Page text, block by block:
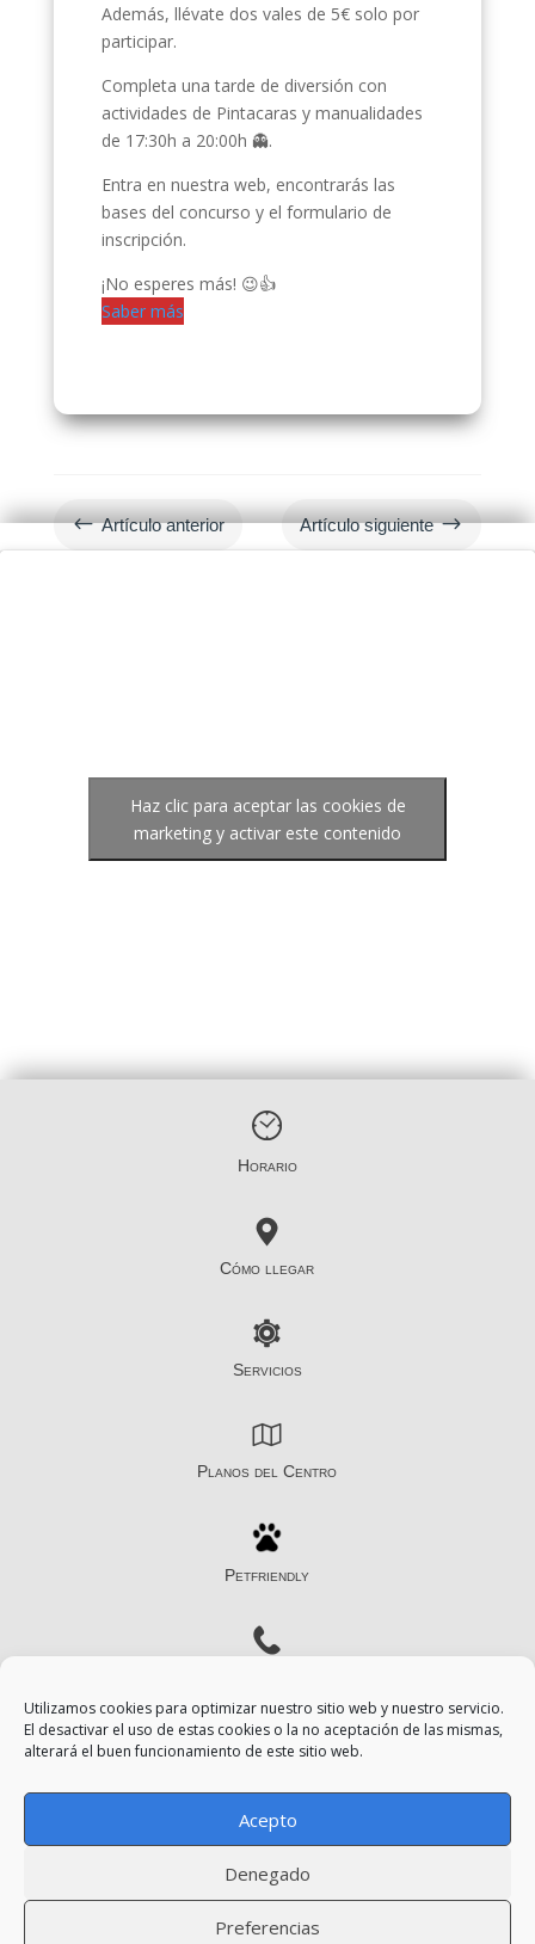
Utilizamos cookies para optimizar nuestro sitio web y nuestro servicio.
El desactivar el uso de estas cookies o la no aceptación de las mismas,
alterará el buen funcionamiento de este sitio web.
Acepto
Denegado
Preferencias
Además, llévate dos vales de 5€ solo por
participar.
Completa una tarde de diversión con
actividades de Pintacaras y manualidades
de 17:30h a 20:00h 👻.
Entra en nuestra web, encontrarás las
bases del concurso y el formulario de
inscripción.
¡No esperes más! 😉👍
Saber más
# Artículo anterior Artículo siguiente $
Haz clic para aceptar las cookies de
marketing y activar este contenido
Horario
Cómo llegar
Servicios
Planos del Centro
Petfriendly
Política de Privacidad